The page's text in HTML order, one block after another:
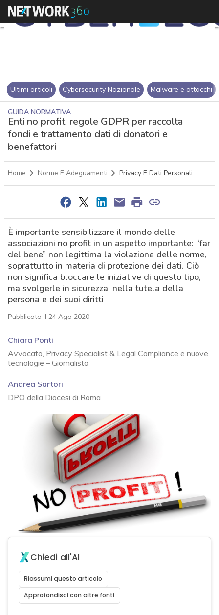
Ultimi articoli Cybersecurity Nazionale Malware e attacchi
GUIDA NORMATIVA
Enti no profit, regole GDPR per raccolta
fondi e trattamento dati di donatori e
benefattori
Home Norme E Adeguamenti Privacy E Dati Personali
È importante sensibilizzare il mondo delle
associazioni no profit in un aspetto importante: “far
del bene” non legittima la violazione delle norme,
soprattutto in materia di protezione dei dati. Ciò
non significa bloccare le iniziative di questo tipo,
ma svolgerle in sicurezza, nella tutela della
persona e dei suoi diritti
Pubblicato il 24 Ago 2020
Chiara Ponti
Avvocato, Privacy Specialist & Legal Compliance e nuove
tecnologie – Giornalista
Andrea Sartori
DPO della Diocesi di Roma
Chiedi all'AI
Riassumi questo articolo
Approfondisci con altre fonti